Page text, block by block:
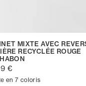
MIXTE AVEC
RECYCLÉE ROUGE
€
en 7 coloris